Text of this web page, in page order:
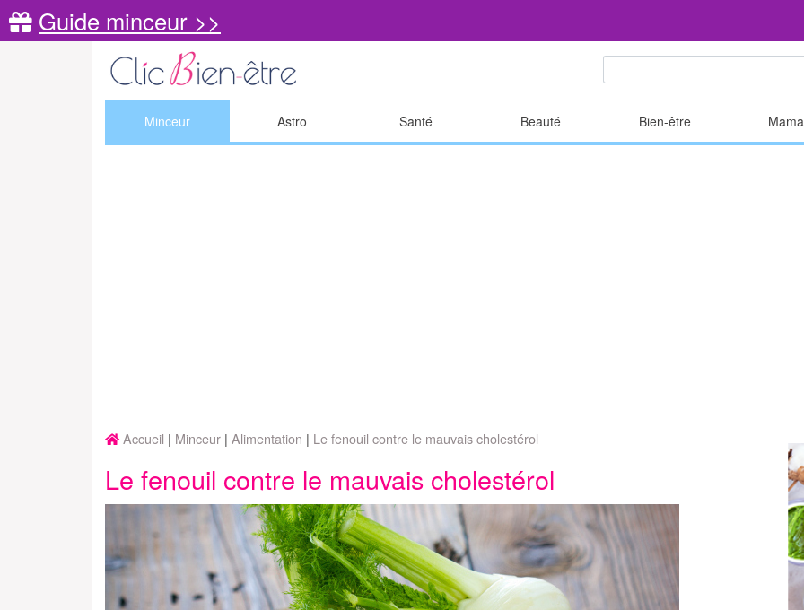
Guide minceur >>
Minceur Astro Santé Beauté Bien-être
Accueil Minceur Alimentation Le fenouil contre le mauvais cholestérol
Le fenouil contre le mauvais cholestérol